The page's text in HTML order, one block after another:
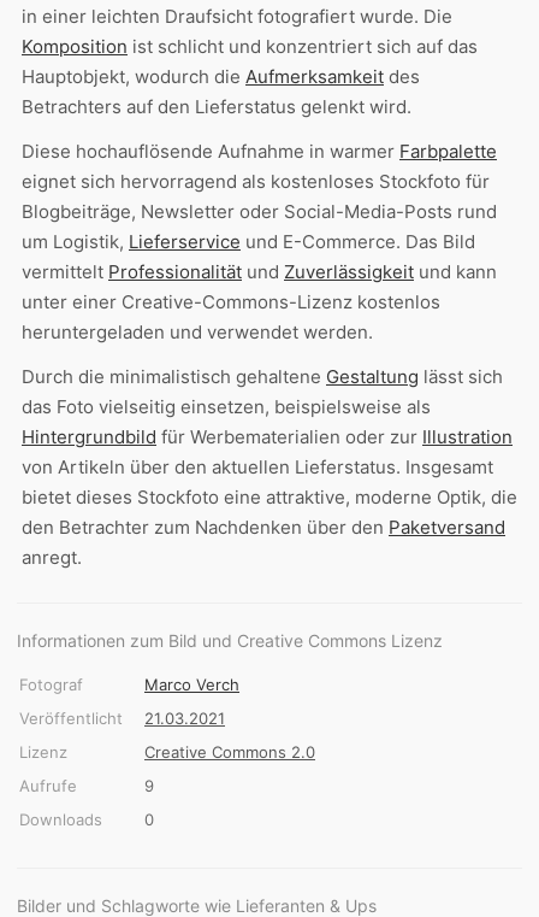
in einer leichten Draufsicht fotografiert wurde. Die
Komposition ist schlicht und konzentriert sich auf das
Hauptobjekt, wodurch die Aufmerksamkeit des
Betrachters auf den Lieferstatus gelenkt wird.
Diese hochauflösende Aufnahme in warmer Farbpalette
eignet sich hervorragend als kostenloses Stockfoto für
Blogbeiträge, Newsletter oder Social-Media-Posts rund
um Logistik, Lieferservice und E-Commerce. Das Bild
vermittelt Professionalität und Zuverlässigkeit und kann
unter einer Creative-Commons-Lizenz kostenlos
heruntergeladen und verwendet werden.
Durch die minimalistisch gehaltene Gestaltung lässt sich
das Foto vielseitig einsetzen, beispielsweise als
Hintergrundbild für Werbematerialien oder zur Illustration
von Artikeln über den aktuellen Lieferstatus. Insgesamt
bietet dieses Stockfoto eine attraktive, moderne Optik, die
den Betrachter zum Nachdenken über den Paketversand
anregt.
Informationen zum Bild und Creative Commons Lizenz
Fotograf
Marco Verch
Veröffentlicht
21.03.2021
Lizenz
Creative Commons 2.0
Aufrufe
9
Downloads
0
Bilder und Schlagworte wie Lieferanten & Ups